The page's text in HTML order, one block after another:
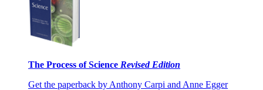
The Process of Science Revised Edition
Get the paperback by Anthony Carpi and Anne Egger